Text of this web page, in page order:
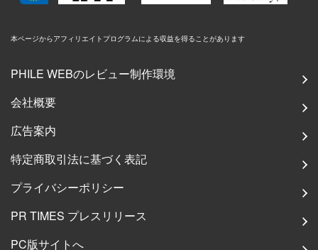
本ページからアフィリエイトプログラムによる収益を得ることがあります
PHILE WEBのレビュー制作環境
会社概要
広告案内
特定商取引法に基づく表記
プライバシーポリシー
PR TIMES プレスリリース
PC版サイトへ